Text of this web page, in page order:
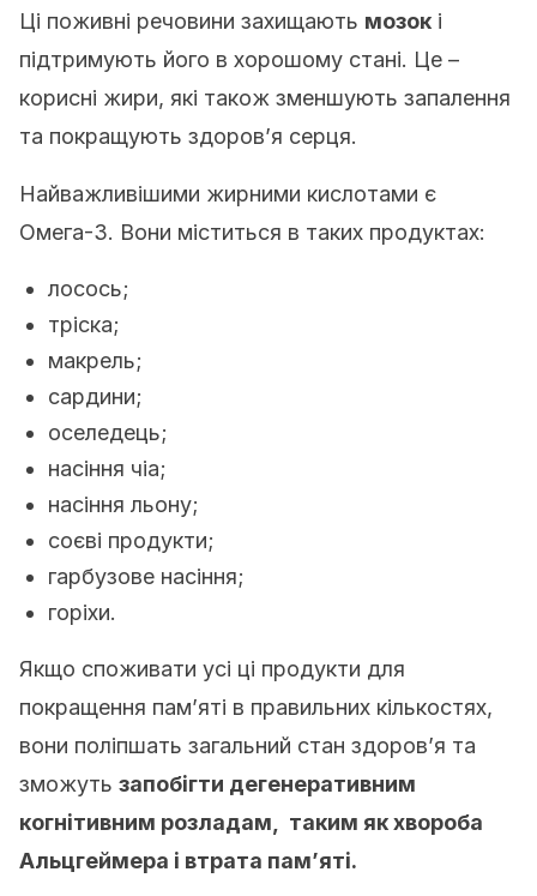
Ці поживні речовини захищають мозок і
підтримують його в хорошому стані. Це –
корисні жири, які також зменшують запалення
та покращують здоров’я серця.
Найважливішими жирними кислотами є
Омега-3. Вони міститься в таких продуктах:
лосось;
тріска;
макрель;
сардини;
оселедець;
насіння чіа;
насіння льону;
соєві продукти;
гарбузове насіння;
горіхи.
Якщо споживати усі ці продукти для
покращення пам’яті в правильних кількостях,
вони поліпшать загальний стан здоров’я та
зможуть запобігти дегенеративним
когнітивним розладам, таким як хвороба
Альцгеймера і втрата пам’яті.